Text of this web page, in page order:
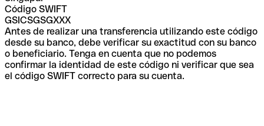
Código SWIFT
GSICSGSGXXX
Antes de realizar una transferencia utilizando este código
desde su banco, debe verificar su exactitud con su banco
o beneficiario. Tenga en cuenta que no podemos
confirmar la identidad de este código ni verificar que sea
el código SWIFT correcto para su cuenta.